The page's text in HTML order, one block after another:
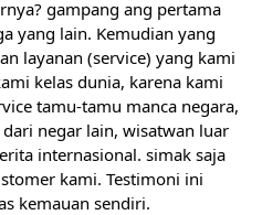
gampang ang pertama
yang lain. Kemudian yang
layanan (service) yang kami
kelas dunia, karena kami
tamu-tamu manca negara,
negar lain, wisatwan luar
internasional. simak saja
kami. Testimoni ini
kemauan sendiri.